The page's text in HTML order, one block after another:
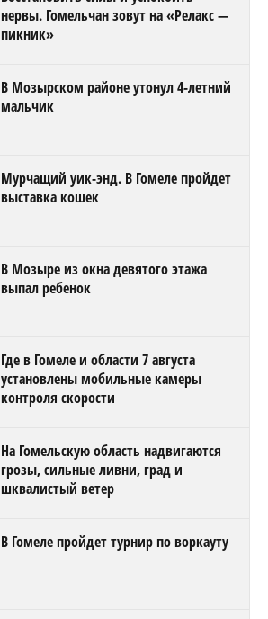
нервы. Гомельчан зовут на «Релакс —
пикник»
В Мозырском районе утонул 4-летний
мальчик
Мурчащий уик-энд. В Гомеле пройдет
выставка кошек
В Мозыре из окна девятого этажа
выпал ребенок
Где в Гомеле и области 7 августа
установлены мобильные камеры
контроля скорости
На Гомельскую область надвигаются
грозы, сильные ливни, град и
шквалистый ветер
В Гомеле пройдет турнир по воркауту